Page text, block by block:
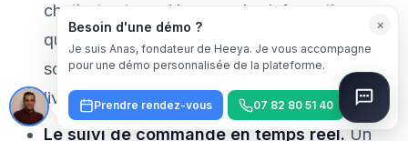
chatbot est aussi bon que les informations
que vous lui donnez. Si vos fiches produits
sont incomplètes ou vos conditions de
livraison floues, ses réponses le seront aussi.
Le suivi de commande en temps réel. Un
×
Besoin d'une démo ?
Je suis Anas, fondateur de Heeya. Je vous accompagne
pour une démo personnalisée de la plateforme.
Prendre rendez-vous 07 82 80 51 40